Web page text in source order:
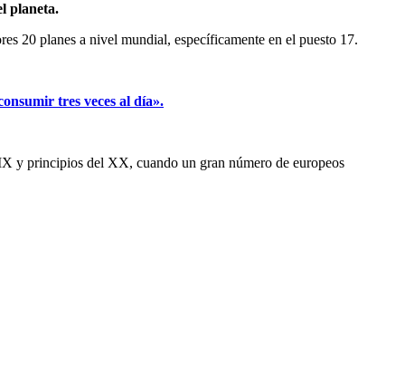
planeta.
20 planes a nivel mundial, específicamente en el puesto 17.
tres veces al día».
y principios del XX, cuando un gran número de europeos